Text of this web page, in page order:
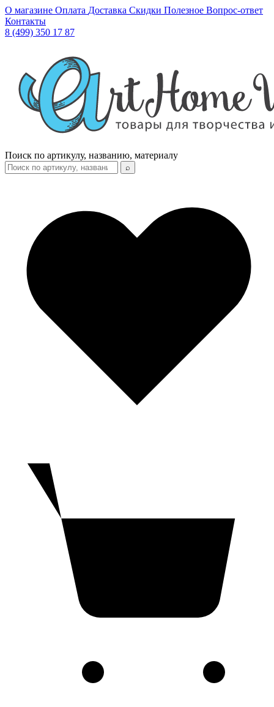
О магазине Оплата Доставка Скидки Полезное Вопрос-ответ
Контакты
8 (499) 350 17 87
Поиск по артикулу, названию, материалу
⌕